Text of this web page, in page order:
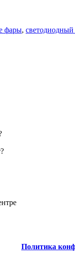
фары,
Политика